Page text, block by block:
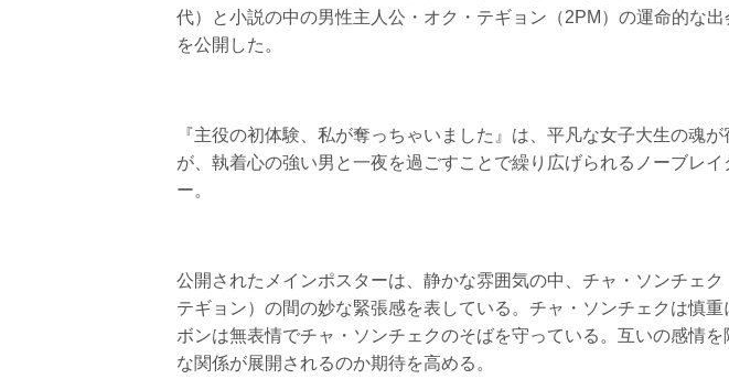
代）と小説の中の男性主人公・オク・テギョン（2PM）の運命的な
を公開した。
『主役の初体験、私が奪っちゃいました』は、平凡な女子大生の魂
が、執着心の強い男と一夜を過ごすことで繰り広げられるノーブレ
ー。
公開されたメインポスターは、静かな雰囲気の中、チャ・ソンチェク
テギョン）の間の妙な緊張感を表している。チャ・ソンチェクは慎重
ボンは無表情でチャ・ソンチェクのそばを守っている。互いの感情
な関係が展開されるのか期待を高める。